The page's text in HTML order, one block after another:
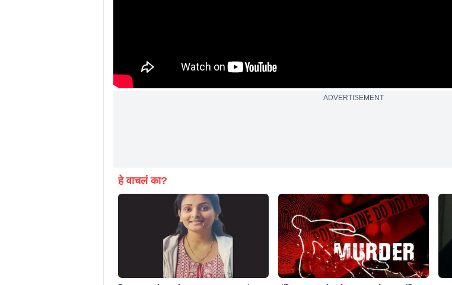
ADVERTISEMENT
हे वाचलं का?